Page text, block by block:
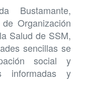
Bustamante,
Organización
Salud de SSM,
sencillas se
social y
informadas y